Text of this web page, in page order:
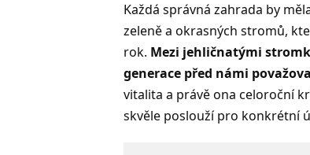
Každá správná zahrada by
zeleně a okrasných stromů,
rok. Mezi jehličnatými
generace před námi
vitalita a právě ona celoroční
skvěle poslouží pro konkrétní